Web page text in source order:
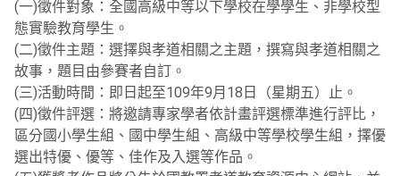
(一)徵件對象：全國高級中等以下學校在學學生、非學校型
態實驗教育學生。
(二)徵件主題：選擇與孝道相關之主題，撰寫與孝道相關之
故事，題目由參賽者自訂。
(三)活動時間：即日起至109年9月18日（星期五）止。
(四)徵件評選：將邀請專家學者依計畫評選標準進行評比，
區分國小學生組、國中學生組、高級中等學校學生組，擇優
選出特優、優等、佳作及入選等作品。